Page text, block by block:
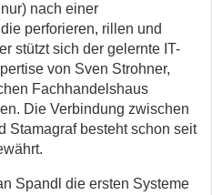
nach einer
perforieren, rillen und
stützt sich der gelernte IT-
von Sven Strohner,
Fachhandelshaus
Die Verbindung zwischen
Stamagraf besteht schon seit
Spandl die ersten Systeme